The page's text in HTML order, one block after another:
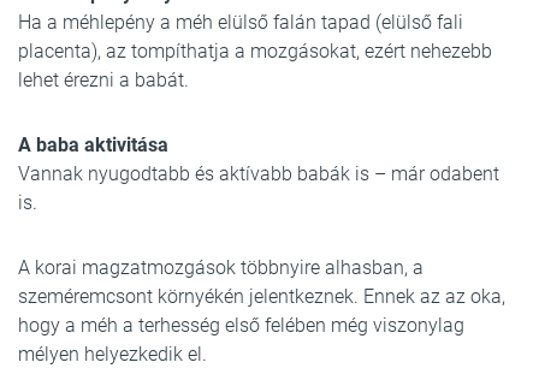
Ha a méhlepény a méh elülső falán tapad (elülső fali
placenta), az tompíthatja a mozgásokat, ezért nehezebb
lehet érezni a babát.
A baba aktivitása
Vannak nyugodtabb és aktívabb babák is – már odabent
is.
A korai magzatmozgások többnyire alhasban, a
szeméremcsont környékén jelentkeznek. Ennek az az oka,
hogy a méh a terhesség első felében még viszonylag
mélyen helyezkedik el.